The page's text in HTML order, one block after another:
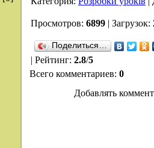
Просмотров: 6899 | Загрузок:
Поделиться…
| Рейтинг: 2.8/5
Всего комментариев: 0
Добавлять